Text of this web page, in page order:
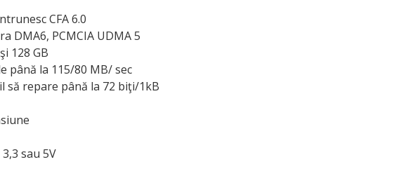
CFA 6.0
DMA6, PCMCIA UDMA 5
128 GB
până la 115/80 MB/ sec
să repare până la 72 biţi/1kB
sau 5V